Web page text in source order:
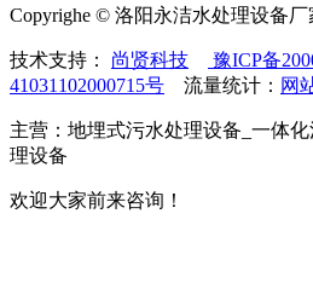
Copyrighe © 洛阳永洁水处理设备厂
技术支持： 尚贤科技 豫ICP备
41031102000715号 流量统计： 网
主营：地埋式污水处理设备_一体
理设备
欢迎大家前来咨询！